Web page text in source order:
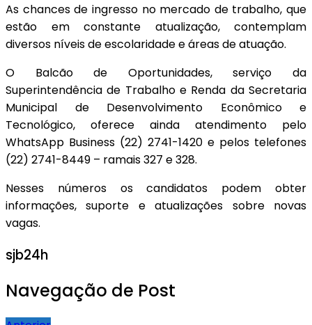
As chances de ingresso no mercado de trabalho, que
estão em constante atualização, contemplam
diversos níveis de escolaridade e áreas de atuação.
O Balcão de Oportunidades, serviço da
Superintendência de Trabalho e Renda da Secretaria
Municipal de Desenvolvimento Econômico e
Tecnológico, oferece ainda atendimento pelo
WhatsApp Business (22) 2741-1420 e pelos telefones
(22) 2741-8449 – ramais 327 e 328.
Nesses números os candidatos podem obter
informações, suporte e atualizações sobre novas
vagas.
sjb24h
Navegação de Post